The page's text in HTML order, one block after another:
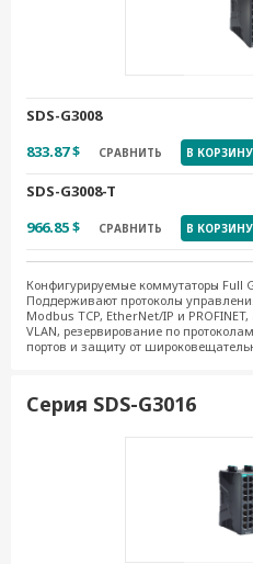
SDS-G3008
833.87 $
СРАВНИТЬ В КОРЗИНУ
SDS-G3008-T
966.85 $
СРАВНИТЬ В КОРЗИНУ
Конфигурируемые коммутаторы Full
Поддерживают протоколы
Modbus TCP, EtherNet/IP и
VLAN, резервирование по
портов и защиту от
Серия SDS-G3016